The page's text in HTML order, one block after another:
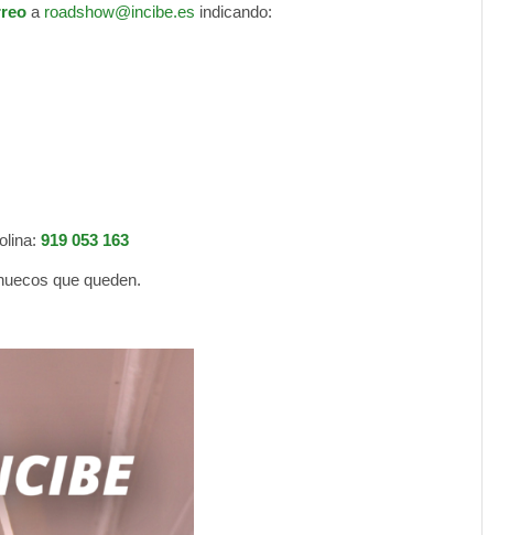
a roadshow@incibe.es indicando:
919 053 163
que queden.